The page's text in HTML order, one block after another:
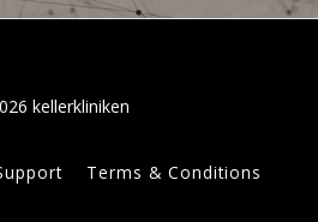
kellerkliniken
Terms & Conditions